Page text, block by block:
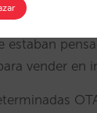
turoperadores
estaban
vender en